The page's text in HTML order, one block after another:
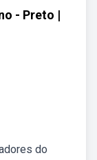
- Preto |
do